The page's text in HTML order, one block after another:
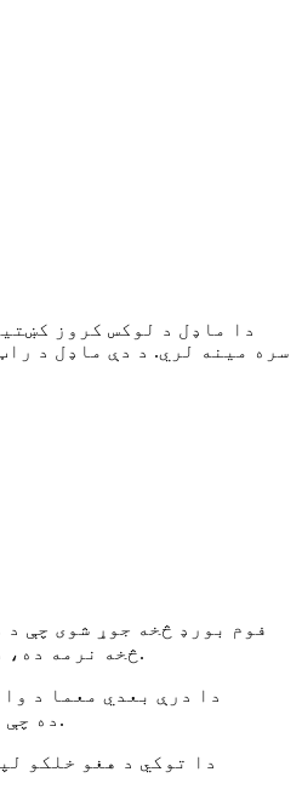
سره مینه لري. د دې ماډل د
څخه نرمه ده، ډاډ ورکوي چې د راټولولو پرمهال به هیڅ زیان ونه رسیږي. د انګلیسي مفصل لارښوونې پکې شاملې دي، د پوهیدو او تعقیب لپاره اسانه دي.
دا درې بعدي معما د
یوازې د راټولیدو لپاره د تفریح ​​یوه لوبه کیدی شي. د بشپړ شوي ماډل اندازه 52(L)*12(W)*13.5(H)cm ده چې په کور کې د ښودلو لپاره مناسبه ده.
دا توکي د هغو خلکو